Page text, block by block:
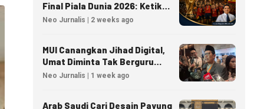
Final Piala Dunia 2026: Ketika
Taktik Sepak Bola Menjadi
Neo Jurnalis | 2 weeks ago
MUI Canangkan Jihad Digital,
Umat Diminta Tak Berguru
Agama Lewat AI
Neo Jurnalis | 1 week ago
Arab Saudi Cari Desain Payung